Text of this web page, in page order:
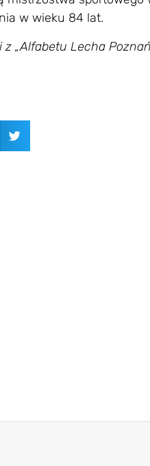
w wieku 84 lat.
„Alfabetu Lecha